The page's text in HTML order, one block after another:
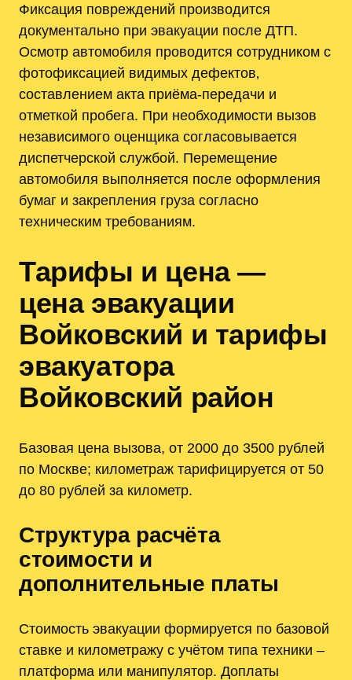
Фиксация повреждений производится
документально при эвакуации после ДТП.
Осмотр автомобиля проводится сотрудником с
фотофиксацией видимых дефектов‚
составлением акта приёма-передачи и
отметкой пробега. При необходимости вызов
независимого оценщика согласовывается
диспетчерской службой. Перемещение
автомобиля выполняется после оформления
бумаг и закрепления груза согласно
техническим требованиям.
Тарифы и цена —
цена эвакуации
Войковский и тарифы
эвакуатора
Войковский район
Базовая цена вызова, от 2000 до 3500 рублей
по Москве; километраж тарифицируется от 50
до 80 рублей за километр.
Структура расчёта
стоимости и
дополнительные платы
Стоимость эвакуации формируется по базовой
ставке и километражу с учётом типа техники ‒
платформа или манипулятор. Доплаты